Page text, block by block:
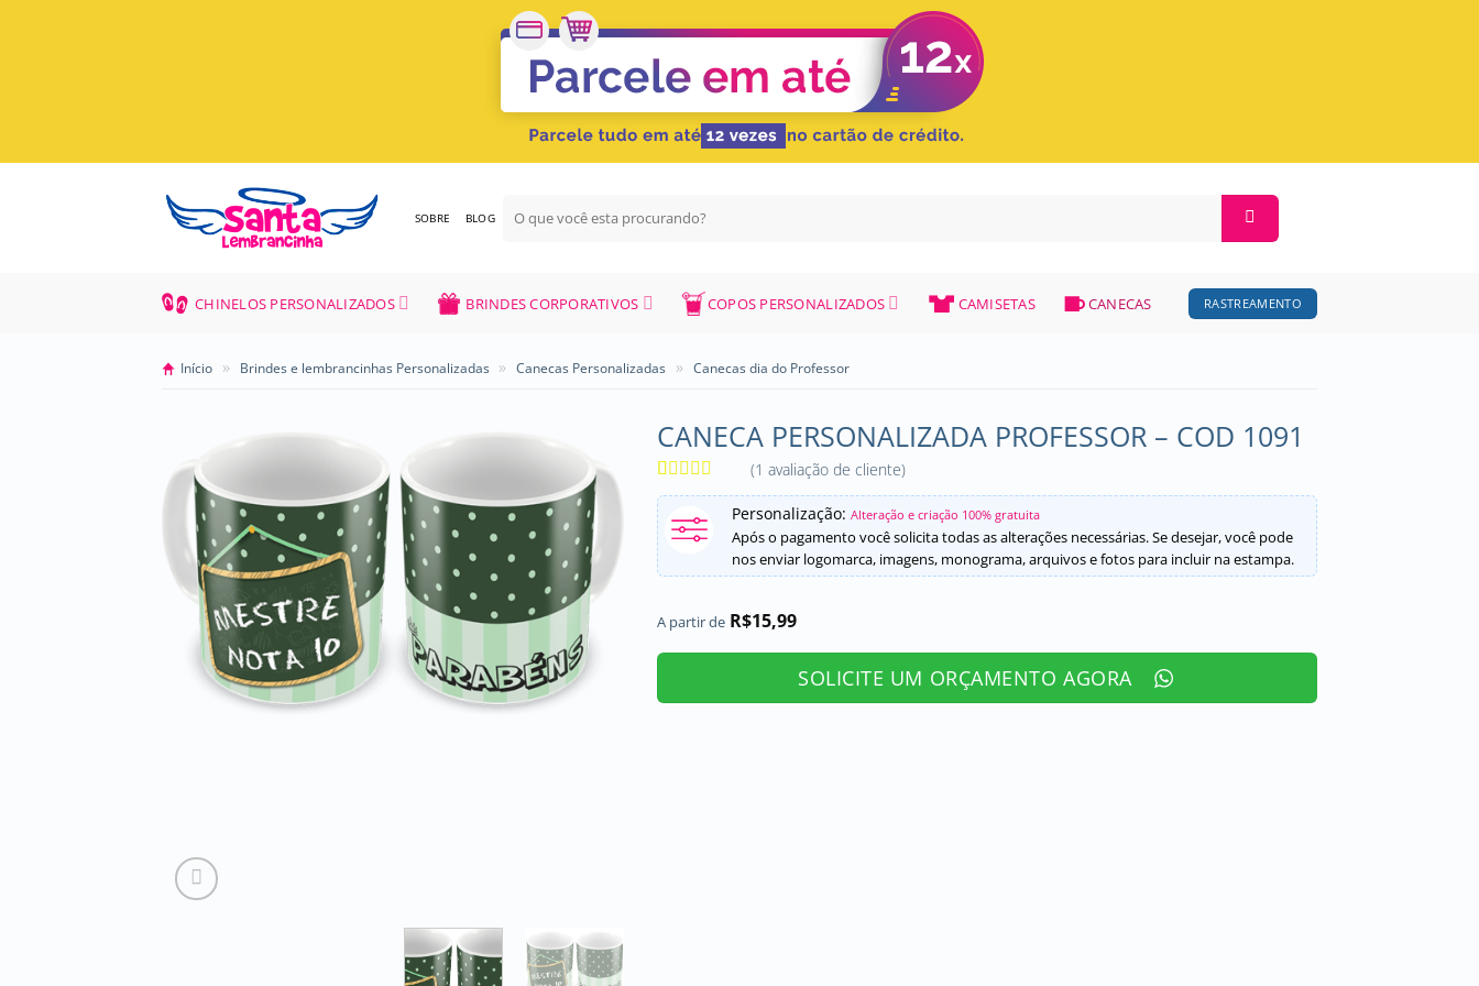
SOBRE BLOG
por:
CHINELOS PERSONALIZADOS BRINDES CORPORATIVOS COPOS PERSONALIZADOS CAMISETAS CANECAS RASTREAMENTO
Início » Brindes e lembrancinhas Personalizadas » Canecas Personalizadas » Canecas dia do Professor
CANECA PERSONALIZADA PROFESSOR – COD 1091
Avaliado
como
5, com
baseado em
1
avaliação de
cliente
(1 avaliação de cliente)
Personalização: Alteração e criação 100% gratuita
Após o pagamento você solicita todas as alterações necessárias. Se desejar, você pode
nos enviar logomarca, imagens, monograma, arquivos e fotos para incluir na estampa.
A partir de R$15,99
SOLICITE UM ORÇAMENTO AGORA